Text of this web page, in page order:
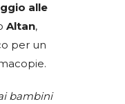
alle
Altan,
per un
bambini